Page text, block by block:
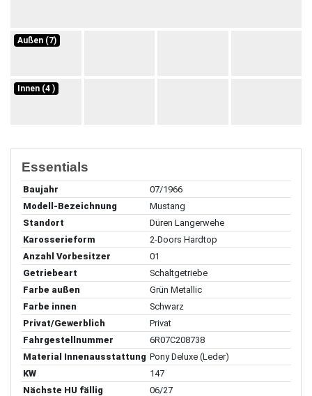
Außen (7)
Innen (4 )
Essentials
Baujahr
07/1966
Modell-Bezeichnung
Mustang
Standort
Düren Langerwehe
Karosserieform
2-Doors Hardtop
Anzahl Vorbesitzer
01
Getriebeart
Schaltgetriebe
Farbe außen
Grün Metallic
Farbe innen
Schwarz
Privat/Gewerblich
Privat
Fahrgestellnummer
6R07C208738
Material Innenausstattung Pony Deluxe (Leder)
KW
147
Nächste HU fällig
06/27